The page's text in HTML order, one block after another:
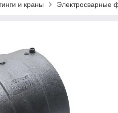
и краны Электросварные